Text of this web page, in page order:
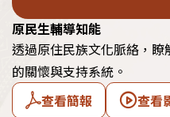
原民生輔導知能
透過原住民族文化脈絡，
的關懷與支持系統。
查看簡報
查看